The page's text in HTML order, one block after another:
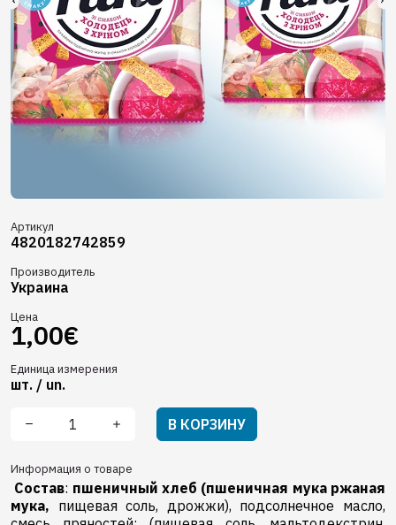
Артикул
4820182742859
Производитель
Украина
Цена
1,00€
Единица измерения
шт. / un.
В КОРЗИНУ
Информация о товаре
Состав: пшеничный хлеб (пшеничная мука ржаная
мука, пищевая соль, дрожжи), подсолнечное масло,